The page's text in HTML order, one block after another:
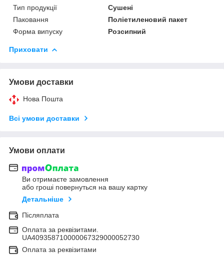
Тип продукції
Сушені
Паковання
Поліетиленовий пакет
Форма випуску
Розсипний
Приховати
Умови доставки
Нова Пошта
Всі умови доставки
Умови оплати
Ви отримаєте замовлення
або гроші повернуться на вашу картку
Детальніше
Післяплата
Оплата за реквізитами.
UA409358710000067329000052730
Оплата за реквізитами